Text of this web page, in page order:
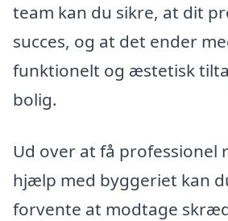
team kan du sikre, at dit
succes, og at det ender
funktionelt og æstetisk
bolig.
Ud over at få professionel
hjælp med byggeriet kan
forvente at modtage